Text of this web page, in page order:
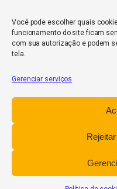
Você pode escolher quais
funcionamento do site ficam
com sua autorização e podem
tela.
Gerenciar serviços